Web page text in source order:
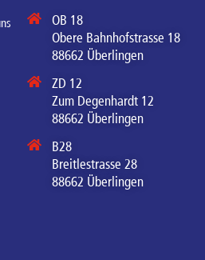
OB 18
Obere Bahnhofstrasse 18
88662 Überlingen
ZD 12
Zum Degenhardt 12
88662 Überlingen
B28
Breitlestrasse 28
88662 Überlingen